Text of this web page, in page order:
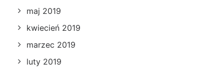
maj 2019
kwiecień 2019
marzec 2019
luty 2019